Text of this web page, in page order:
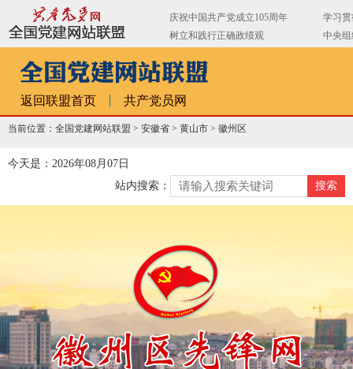
返回联盟首页 共产党员网
当前位置：全国党建网站联盟 > 安徽省 > 黄山市 > 徽州区
今天是：2026年08月07日
站内搜索：